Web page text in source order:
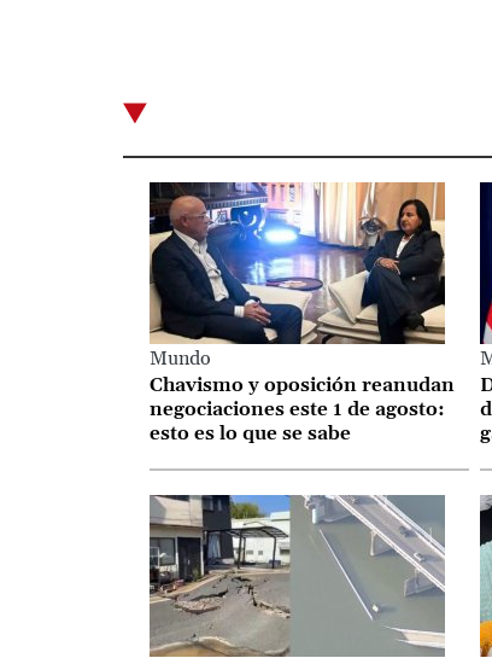
Mundo
Chavismo y oposición reanudan
negociaciones este 1 de agosto:
esto es lo que se sabe